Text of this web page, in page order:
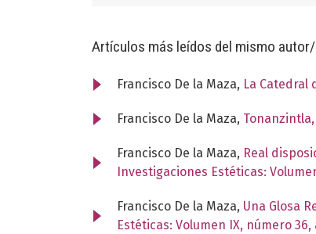
Artículos más leídos del mismo
Francisco De la Maza, La Catedral
Francisco De la Maza,
Francisco De la Maza, Real
Investigaciones Estéticas:
Francisco De la Maza, Una Glosa
Estéticas: Volumen IX, número 36,